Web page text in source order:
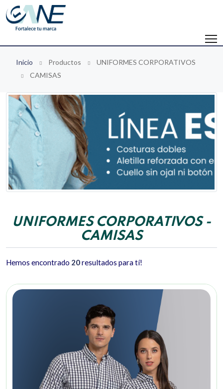
Inicio Productos
UNIFORMES CORPORATIVOS
CAMISAS
UNIFORMES CORPORATIVOS -
CAMISAS
Hemos encontrado 20resultados para tí!